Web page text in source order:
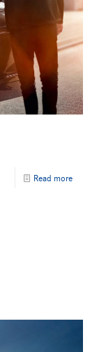
Read more